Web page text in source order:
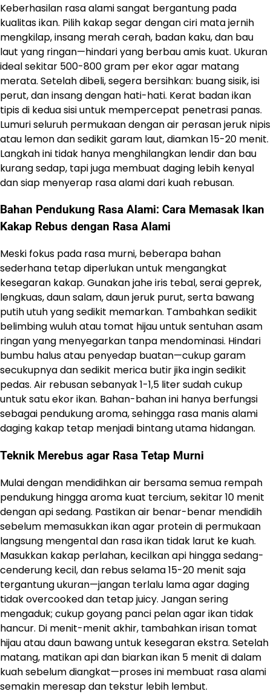
Keberhasilan rasa alami sangat bergantung pada
kualitas ikan. Pilih kakap segar dengan ciri mata jernih
mengkilap, insang merah cerah, badan kaku, dan bau
laut yang ringan—hindari yang berbau amis kuat. Ukuran
ideal sekitar 500-800 gram per ekor agar matang
merata. Setelah dibeli, segera bersihkan: buang sisik, isi
perut, dan insang dengan hati-hati. Kerat badan ikan
tipis di kedua sisi untuk mempercepat penetrasi panas.
Lumuri seluruh permukaan dengan air perasan jeruk nipis
atau lemon dan sedikit garam laut, diamkan 15-20 menit.
Langkah ini tidak hanya menghilangkan lendir dan bau
kurang sedap, tapi juga membuat daging lebih kenyal
dan siap menyerap rasa alami dari kuah rebusan.
Bahan Pendukung Rasa Alami: Cara Memasak Ikan
Kakap Rebus dengan Rasa Alami
Meski fokus pada rasa murni, beberapa bahan
sederhana tetap diperlukan untuk mengangkat
kesegaran kakap. Gunakan jahe iris tebal, serai geprek,
lengkuas, daun salam, daun jeruk purut, serta bawang
putih utuh yang sedikit memarkan. Tambahkan sedikit
belimbing wuluh atau tomat hijau untuk sentuhan asam
ringan yang menyegarkan tanpa mendominasi. Hindari
bumbu halus atau penyedap buatan—cukup garam
secukupnya dan sedikit merica butir jika ingin sedikit
pedas. Air rebusan sebanyak 1-1,5 liter sudah cukup
untuk satu ekor ikan. Bahan-bahan ini hanya berfungsi
sebagai pendukung aroma, sehingga rasa manis alami
daging kakap tetap menjadi bintang utama hidangan.
Teknik Merebus agar Rasa Tetap Murni
Mulai dengan mendidihkan air bersama semua rempah
pendukung hingga aroma kuat tercium, sekitar 10 menit
dengan api sedang. Pastikan air benar-benar mendidih
sebelum memasukkan ikan agar protein di permukaan
langsung mengental dan rasa ikan tidak larut ke kuah.
Masukkan kakap perlahan, kecilkan api hingga sedang-
cenderung kecil, dan rebus selama 15-20 menit saja
tergantung ukuran—jangan terlalu lama agar daging
tidak overcooked dan tetap juicy. Jangan sering
mengaduk; cukup goyang panci pelan agar ikan tidak
hancur. Di menit-menit akhir, tambahkan irisan tomat
hijau atau daun bawang untuk kesegaran ekstra. Setelah
matang, matikan api dan biarkan ikan 5 menit di dalam
kuah sebelum diangkat—proses ini membuat rasa alami
semakin meresap dan tekstur lebih lembut.